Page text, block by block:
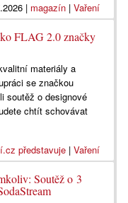
| magazín| Vaření
FLAG 2.0 značky
materiály a
se značkou
soutěž o designové
chtít schovávat
představuje| Vaření
Soutěž o 3